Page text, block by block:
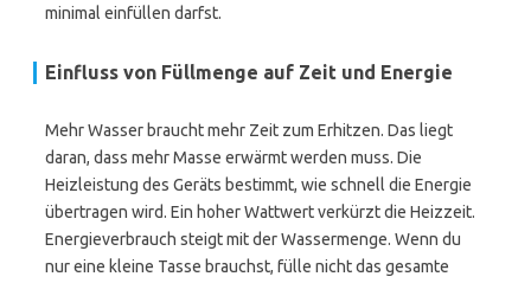
minimal einfüllen darfst.
Einfluss von Füllmenge auf Zeit und Energie
Mehr Wasser braucht mehr Zeit zum Erhitzen. Das liegt
daran, dass mehr Masse erwärmt werden muss. Die
Heizleistung des Geräts bestimmt, wie schnell die Energie
übertragen wird. Ein hoher Wattwert verkürzt die Heizzeit.
Energieverbrauch steigt mit der Wassermenge. Wenn du
nur eine kleine Tasse brauchst, fülle nicht das gesamte